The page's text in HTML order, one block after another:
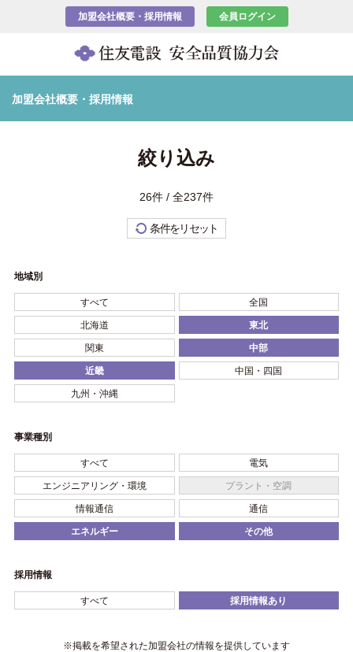
加盟会社概要・採用情報 会員ログイン
加盟会社概要・採用情報
絞り込み
26件 / 全237件
条件をリセット
地域別
すべて 全国
北海道 東北
関東 中部
近畿 中国・四国
九州・沖縄
事業種別
すべて 電気
エンジニアリング・環境 プラント・空調
情報通信 通信
エネルギー その他
採用情報
すべて 採用情報あり
※掲載を希望された加盟会社の情報を提供しています